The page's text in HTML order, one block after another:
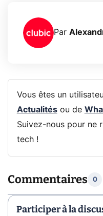
Par
Vous êtes un
Actualitésou de
Suivez-nous pour ne
tech !
Commentaires 0
Participer à la